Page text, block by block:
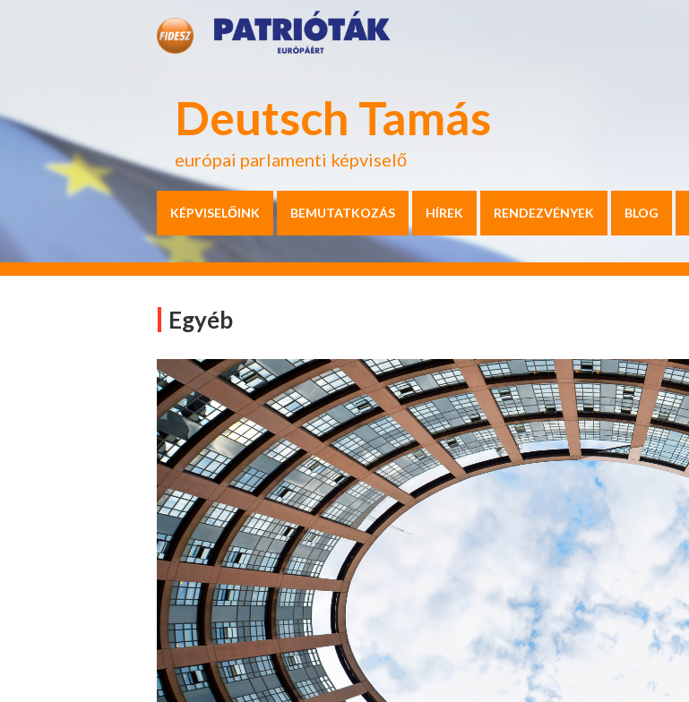
Deutsch Tamás
európai parlamenti képviselő
KÉPVISELŐINK BEMUTATKOZÁS HÍREK RENDEZVÉNYEK BLOG
Egyéb